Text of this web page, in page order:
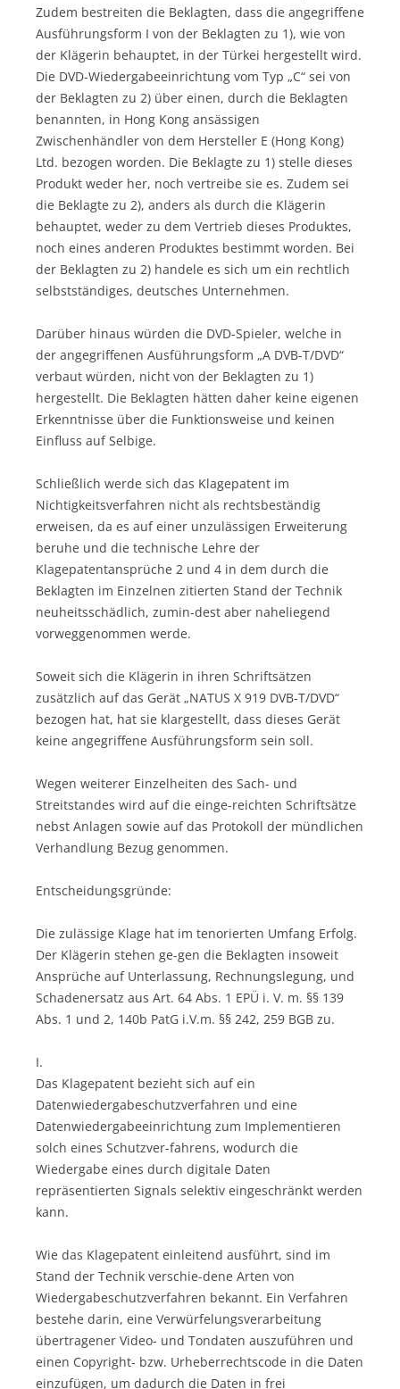
Zudem bestreiten die Beklagten, dass die angegriffene
Ausführungsform I von der Beklagten zu 1), wie von
der Klägerin behauptet, in der Türkei hergestellt wird.
Die DVD-Wiedergabeeinrichtung vom Typ „C“ sei von
der Beklagten zu 2) über einen, durch die Beklagten
benannten, in Hong Kong ansässigen
Zwischenhändler von dem Hersteller E (Hong Kong)
Ltd. bezogen worden. Die Beklagte zu 1) stelle dieses
Produkt weder her, noch vertreibe sie es. Zudem sei
die Beklagte zu 2), anders als durch die Klägerin
behauptet, weder zu dem Vertrieb dieses Produktes,
noch eines anderen Produktes bestimmt worden. Bei
der Beklagten zu 2) handele es sich um ein rechtlich
selbstständiges, deutsches Unternehmen.
Darüber hinaus würden die DVD-Spieler, welche in
der angegriffenen Ausführungsform „A DVB-T/DVD“
verbaut würden, nicht von der Beklagten zu 1)
hergestellt. Die Beklagten hätten daher keine eigenen
Erkenntnisse über die Funktionsweise und keinen
Einfluss auf Selbige.
Schließlich werde sich das Klagepatent im
Nichtigkeitsverfahren nicht als rechtsbeständig
erweisen, da es auf einer unzulässigen Erweiterung
beruhe und die technische Lehre der
Klagepatentansprüche 2 und 4 in dem durch die
Beklagten im Einzelnen zitierten Stand der Technik
neuheitsschädlich, zumin-dest aber naheliegend
vorweggenommen werde.
Soweit sich die Klägerin in ihren Schriftsätzen
zusätzlich auf das Gerät „NATUS X 919 DVB-T/DVD“
bezogen hat, hat sie klargestellt, dass dieses Gerät
keine angegriffene Ausführungsform sein soll.
Wegen weiterer Einzelheiten des Sach- und
Streitstandes wird auf die einge-reichten Schriftsätze
nebst Anlagen sowie auf das Protokoll der mündlichen
Verhandlung Bezug genommen.
Entscheidungsgründe:
Die zulässige Klage hat im tenorierten Umfang Erfolg.
Der Klägerin stehen ge-gen die Beklagten insoweit
Ansprüche auf Unterlassung, Rechnungslegung, und
Schadenersatz aus Art. 64 Abs. 1 EPÜ i. V. m. §§ 139
Abs. 1 und 2, 140b PatG i.V.m. §§ 242, 259 BGB zu.
I.
Das Klagepatent bezieht sich auf ein
Datenwiedergabeschutzverfahren und eine
Datenwiedergabeeinrichtung zum Implementieren
solch eines Schutzver-fahrens, wodurch die
Wiedergabe eines durch digitale Daten
repräsentierten Signals selektiv eingeschränkt werden
kann.
Wie das Klagepatent einleitend ausführt, sind im
Stand der Technik verschie-dene Arten von
Wiedergabeschutzverfahren bekannt. Ein Verfahren
bestehe darin, eine Verwürfelungsverarbeitung
übertragener Video- und Tondaten auszuführen und
einen Copyright- bzw. Urheberrechtscode in die Daten
einzufügen, um dadurch die Daten in frei